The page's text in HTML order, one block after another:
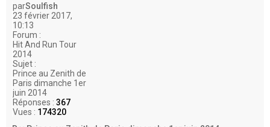
parSoulfish
23 février 2017,
10:13
Forum :
Hit And Run Tour
2014
Sujet :
Prince au Zenith de
Paris dimanche 1er
juin 2014
Réponses : 367
Vues : 174320